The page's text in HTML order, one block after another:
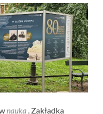
nauka . Zakładka